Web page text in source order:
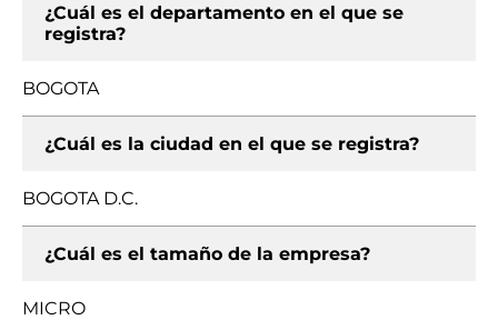
¿Cuál es el departamento en el que se
registra?
BOGOTA
¿Cuál es la ciudad en el que se registra?
BOGOTA D.C.
¿Cuál es el tamaño de la empresa?
MICRO